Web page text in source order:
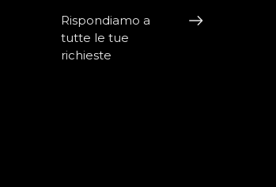
Rispondiamo a
tutte le tue
richieste